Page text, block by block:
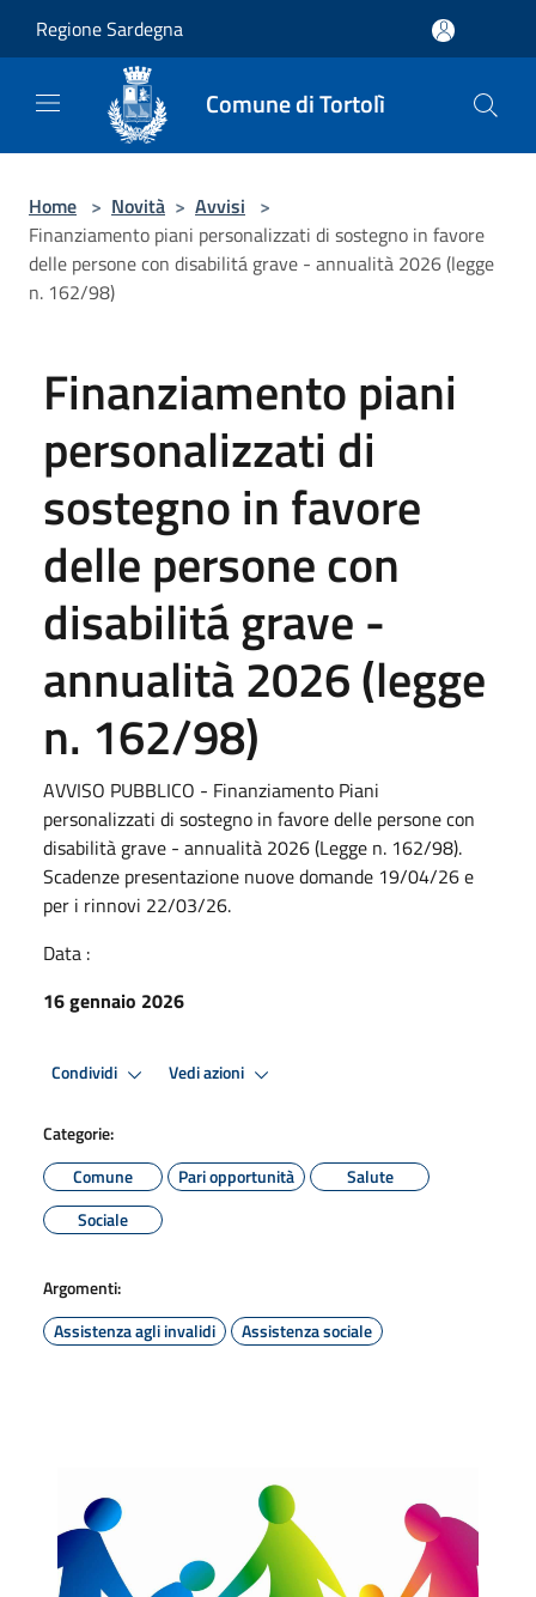
Regione Sardegna
Comune di Tortolì
Home > Novità > Avvisi >
Finanziamento piani personalizzati di sostegno in favore
delle persone con disabilitá grave - annualità 2026 (legge
n. 162/98)
Finanziamento piani
personalizzati di
sostegno in favore
delle persone con
disabilitá grave -
annualità 2026 (legge
n. 162/98)
AVVISO PUBBLICO - Finanziamento Piani
personalizzati di sostegno in favore delle persone con
disabilità grave - annualità 2026 (Legge n. 162/98).
Scadenze presentazione nuove domande 19/04/26 e
per i rinnovi 22/03/26.
Data :
16 gennaio 2026
Condividi Vedi azioni
Categorie:
Comune
Pari opportunità
Salute
Sociale
Argomenti:
Assistenza agli invalidi
Assistenza sociale